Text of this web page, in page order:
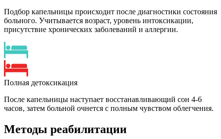
Подбор капельницы происходит после диагностики состояния
больного. Учитывается возраст, уровень интоксикации,
присутствие хронических заболеваний и аллергии.
Полная детоксикация
После капельницы наступает восстанавливающий сон 4-6
часов, затем больной очнется с полным чувством облегчения.
Методы реабилитации